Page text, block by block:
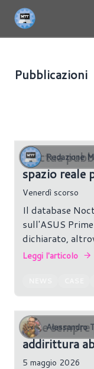
Pubblicazioni
Redazione
Noctua
spazio reale
Venerdì scorso
Il database
sull'ASUS
dichiarato,
da 168 mm.
Leggi l'articolo
Alessandro
Case
addirittura
5 maggio 2026